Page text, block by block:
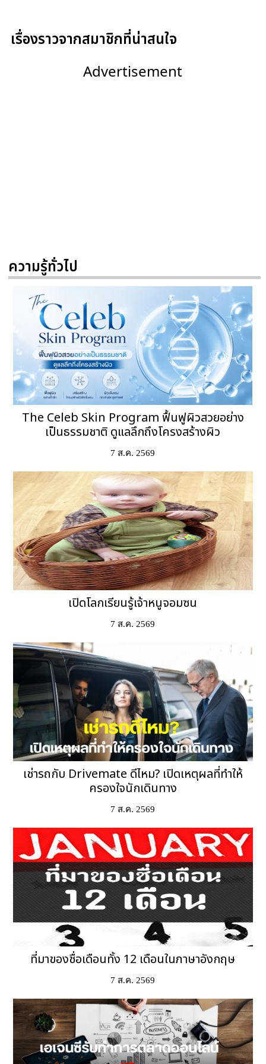
เรื่องราวจากสมาชิกที่น่าสนใจ
Advertisement
ความรู้ทั่วไป
The Celeb Skin Program ฟื้นฟูผิวสวยอย่าง
เป็นธรรมชาติ ดูแลลึกถึงโครงสร้างผิว
7 ส.ค. 2569
เปิดโลกเรียนรู้เจ้าหนูจอมซน
7 ส.ค. 2569
เช่ารถกับ Drivemate ดีไหม? เปิดเหตุผลที่ทำให้
ครองใจนักเดินทาง
7 ส.ค. 2569
ที่มาของชื่อเดือนทั้ง 12 เดือนในภาษาอังกฤษ
7 ส.ค. 2569